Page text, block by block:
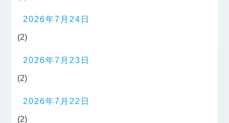
2026年7月24日
(2)
2026年7月23日
(2)
2026年7月22日
(2)